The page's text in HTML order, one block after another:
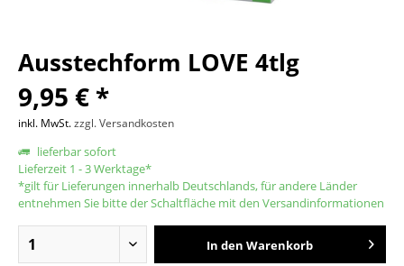
Ausstechform LOVE 4tlg
9,95 € *
inkl. MwSt.zzgl. Versandkosten
lieferbar sofort
Lieferzeit 1 - 3 Werktage*
*gilt für Lieferungen innerhalb Deutschlands, für andere Länder
entnehmen Sie bitte der Schaltfläche mit den Versandinformationen
In den Warenkorb